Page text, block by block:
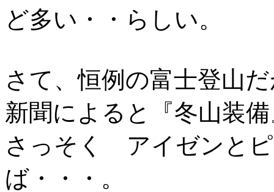
ど多い・・らしい。
さて、恒例の富士登山
新聞によると『冬山装
さっそく アイゼンと
ば・・・。